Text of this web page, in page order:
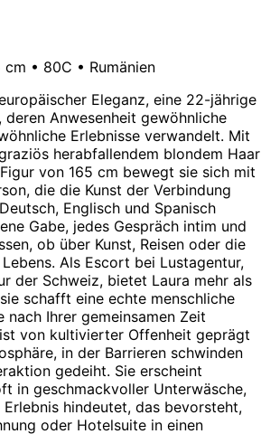
• 80C • Rumänien
Eleganz, eine 22-jährige
deren Anwesenheit gewöhnliche
Erlebnisse verwandelt. Mit
herabfallendem blondem Haar
von 165 cm bewegt sie sich mit
die die Kunst der Verbindung
Englisch und Spanisch
Gabe, jedes Gespräch intim und
ob über Kunst, Reisen oder die
Als Escort bei Lustagentur,
der Schweiz, bietet Laura mehr als
schafft eine echte menschliche
nach Ihrer gemeinsamen Zeit
von kultivierter Offenheit geprägt
in der Barrieren schwinden
gedeiht. Sie erscheint
in geschmackvoller Unterwäsche,
hindeutet, das bevorsteht,
oder Hotelsuite in einen